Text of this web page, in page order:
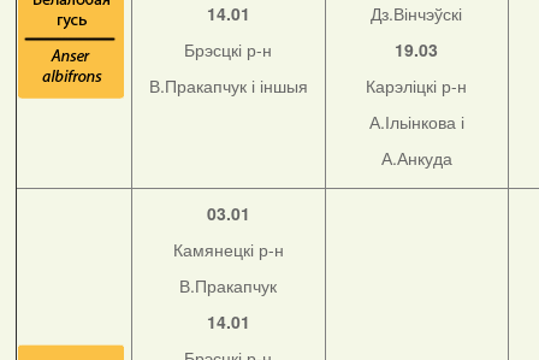
14.01
Брэсцкі р-н
В.Пракапчук і іншыя
Дз.Вінчэўскі
19.03
Карэліцкі р-н
А.Ільінкова і
А.Анкуда
03.01
Камянецкі р-н
В.Пракапчук
14.01